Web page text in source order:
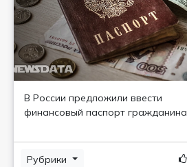
В России предложили ввести
финансовый паспорт гражданина
Рубрики